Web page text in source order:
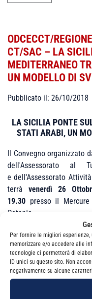
Per fornire le migliori
memorizzare e/o accedere alle
tecnologie ci permetterà di
ID unici su questo sito. Non
negativamente su alcune
ODCECCT/
CT/SAC – LA
MEDITERRANEO
UN MODELLO DI
Pubblicato il: 26/10/2018
LA SICILIA PONTE
STATI ARABI, UN
Il Convegno organizzato
dell'Assessorato al
e dell'Assessorato
terrà venerdì 26
19.30 presso il
Catania.
L'evento è gratuito e